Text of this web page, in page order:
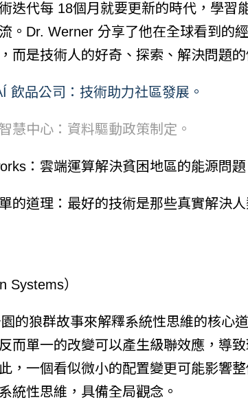
迭代每 18個月就要更新的時代，學習
。Dr. Werner 分享了他在全球看到的
而是技術人的好奇、探索、解決問題的
飲品公司：技術助力社區發展。
慧中心：資料驅動政策制定。
：雲端運算解決貧困地區的能源問題
的道理：最好的技術是那些真實解決人
Systems）
的狼群故事來解釋系統性思維的核心
而單一的改變可以產生級聯效應，導
，一個看似微小的配置變更可能影響
統性思維，具備全局觀念。